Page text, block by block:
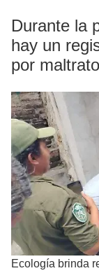
Durante la
hay un
por
Ecología brinda